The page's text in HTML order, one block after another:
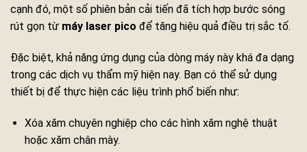
cạnh đó, một số phiên bản cải tiến đã tích hợp bước sóng
rút gọn từ máy laser pico để tăng hiệu quả điều trị sắc tố.
Đặc biệt, khả năng ứng dụng của dòng máy này khá đa dạng
trong các dịch vụ thẩm mỹ hiện nay. Bạn có thể sử dụng
thiết bị để thực hiện các liệu trình phổ biến như:
Xóa xăm chuyên nghiệp cho các hình xăm nghệ thuật
hoặc xăm chân mày.